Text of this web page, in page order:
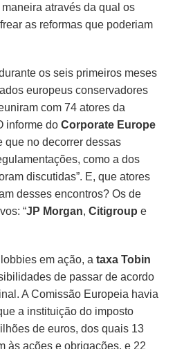
através da qual os
as reformas que poderiam
os seis primeiros meses
europeus conservadores
com 74 atores da
informe doCorporate Europe
que no decorrer dessas
como a dos
discutidas”. E, que atores
desses encontros? Os de
“JP Morgan,Citigroup e
em ação, ataxa Tobin
de passar de acordo
A Comissão Europeia havia
a instituição do imposto
de euros, dos quais 13
às ações e obrigações, e 22